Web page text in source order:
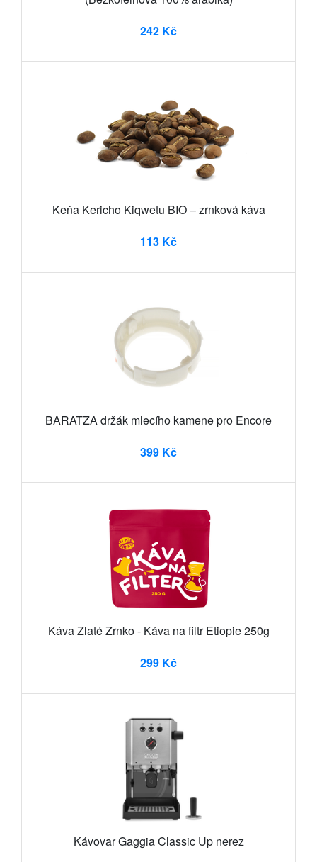
242 Kč
Keňa Kericho Kiqwetu BIO – zrnková káva
113 Kč
BARATZA držák mlecího kamene pro Encore
399 Kč
Káva Zlaté Zrnko - Káva na filtr Etiopie 250g
299 Kč
Kávovar Gaggia Classic Up nerez